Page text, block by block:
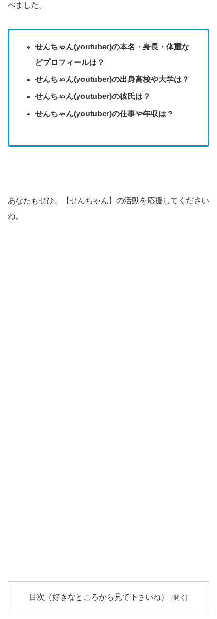
べました。
せんちゃん(youtuber)の本名・身長・体重な
どプロフィールは？
せんちゃん(youtuber)の出身高校や大学は？
せんちゃん(youtuber)の彼氏は？
せんちゃん(youtuber)の仕事や年収は？
あなたもぜひ、【せんちゃん】の活動を応援してください
ね。
目次（好きなところから見て下さいね）